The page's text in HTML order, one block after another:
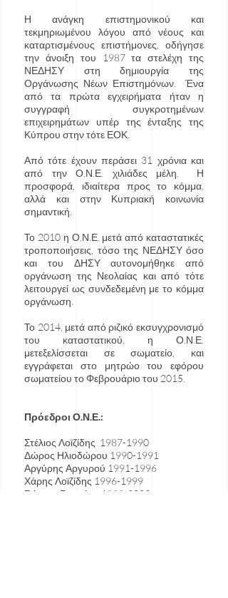
Η ανάγκη επιστημονικού και
τεκμηριωμένου λόγου από νέους και
καταρτισμένους επιστήμονες, οδήγησε
την άνοιξη του 1987 τα στελέχη της
ΝΕΔΗΣΥ στη δημιουργία της
Οργάνωσης Νέων Επιστημόνων. Ένα
από τα πρώτα εγχειρήματα ήταν η
συγγραφή συγκροτημένων
επιχειρημάτων υπέρ της ένταξης της
Κύπρου στην τότε ΕΟΚ.
Από τότε έχουν περάσει 31 χρόνια και
από την Ο.Ν.Ε. χιλιάδες μέλη. Η
προσφορά, ιδιαίτερα προς το κόμμα,
αλλά και στην Κυπριακή κοινωνία
σημαντική.
Το 2010 η Ο.Ν.Ε. μετά από καταστατικές
τροποποιήσεις, τόσο της ΝΕΔΗΣΥ όσο
και του ΔΗΣΥ αυτονομήθηκε από
οργάνωση της Νεολαίας και από τότε
λειτουργεί ως συνδεδεμένη με το κόμμα
οργάνωση.
Το 2014, μετά από ριζικό εκσυγχρονισμό
του καταστατικού, η Ο.Ν.Ε.
μετεξελίσσεται σε σωματείο, και
εγγράφεται στο μητρώο του εφόρου
σωματείου το Φεβρουάριο του 2015.
Πρόεδροι Ο.Ν.Ε.:
Στέλιος Λοϊζίδης 1987-1990
Δώρος Ηλιοδώρου 1990-1991
Αργύρης Αργυρού 1991-1996
Χάρης Λοϊζίδης 1996-1999
Γιάννης Γιαννάκη
1999-2003